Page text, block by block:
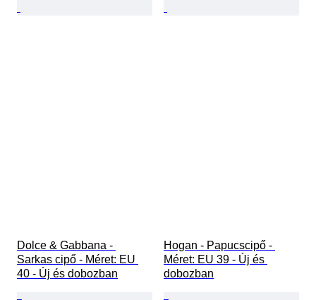
Dolce & Gabbana -
Sarkas cipő - Méret: EU
40 - Új és dobozban
Hogan - Papucscipő -
Méret: EU 39 - Új és
dobozban